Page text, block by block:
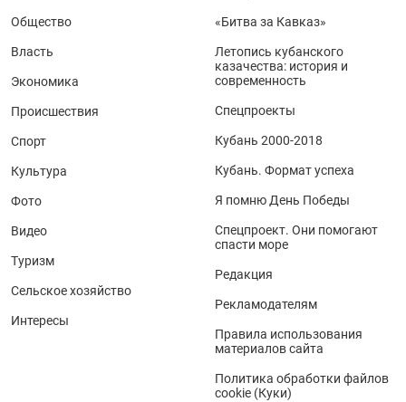
Общество
Власть
Экономика
Происшествия
Спорт
Культура
Фото
Видео
Туризм
Сельское хозяйство
Интересы
«Битва за Кавказ»
Летопись кубанского
казачества: история и
современность
Спецпроекты
Кубань 2000-2018
Кубань. Формат успеха
Я помню День Победы
Спецпроект. Они помогают
спасти море
Редакция
Рекламодателям
Правила использования
материалов сайта
Политика обработки файлов
cookie (Куки)